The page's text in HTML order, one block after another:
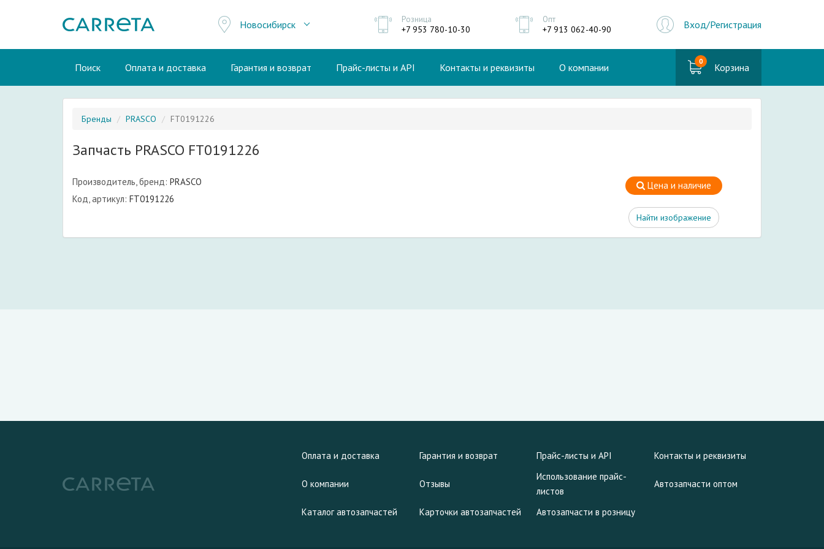
Новосибирск Розница
+7 953 780-10-30
Опт
+7 913 062-40-90 Вход/Регистрация
Поиск Оплата и доставка Гарантия и возврат Прайс-листы и API Контакты и реквизиты О компании 0 Корзина
Бренды PRASCO FT0191226
Запчасть PRASCO FT0191226
Производитель, бренд: PRASCO
Код, артикул: FT0191226
Цена и наличие
Найти изображение
Оплата и доставка Гарантия и возврат Прайс-листы и API Контакты и реквизиты
О компании Отзывы
Использование прайс-
листов
Автозапчасти оптом
Каталог автозапчастей Карточки автозапчастей Автозапчасти в розницу